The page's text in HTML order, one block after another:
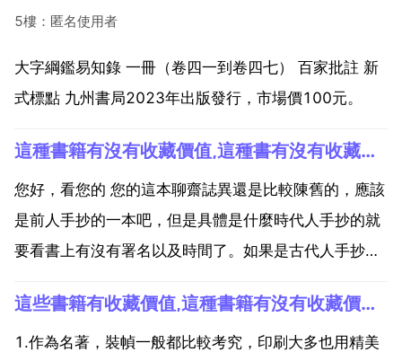
5樓：匿名使用者
大字綱鑑易知錄 一冊（卷四一到卷四七） 百家批註 新
式標點 九州書局2023年出版發行，市場價100元。
這種書籍有沒有收藏價值,這種書有沒有收藏價值？
您好，看您的 您的這本聊齋誌異還是比較陳舊的，應該
是前人手抄的一本吧，但是具體是什麼時代人手抄的就
要看書上有沒有署名以及時間了。如果是古代人手抄
了，而且像這種典籍也是具有一定的歷史文化價值的。
您也可以將您的書籍諮詢一下當地的古玩市場或者博物
這些書籍有收藏價值,這種書籍有沒有收藏價值？
1.作為名著，裝幀一般都比較考究，印刷大多也用精美